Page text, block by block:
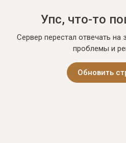
Упс, что-то
Сервер перестал отвечать
проблемы и
Обновить